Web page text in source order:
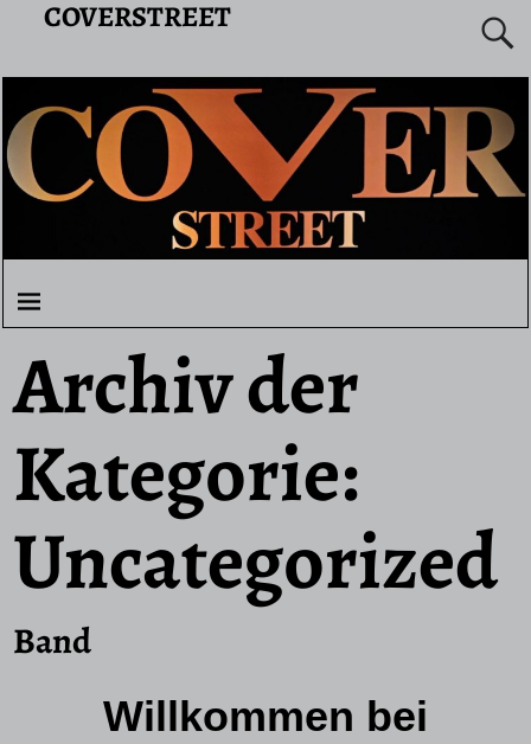
COVERSTREET
Archiv der
Kategorie:
Uncategorized
Band
Willkommen bei